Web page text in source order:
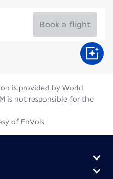
Book a flight
is provided by World
is not responsible for the
of EnVols